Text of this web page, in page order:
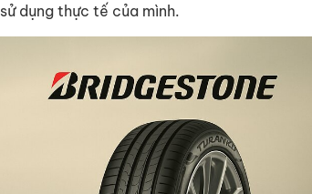
dụng thực tế của mình.